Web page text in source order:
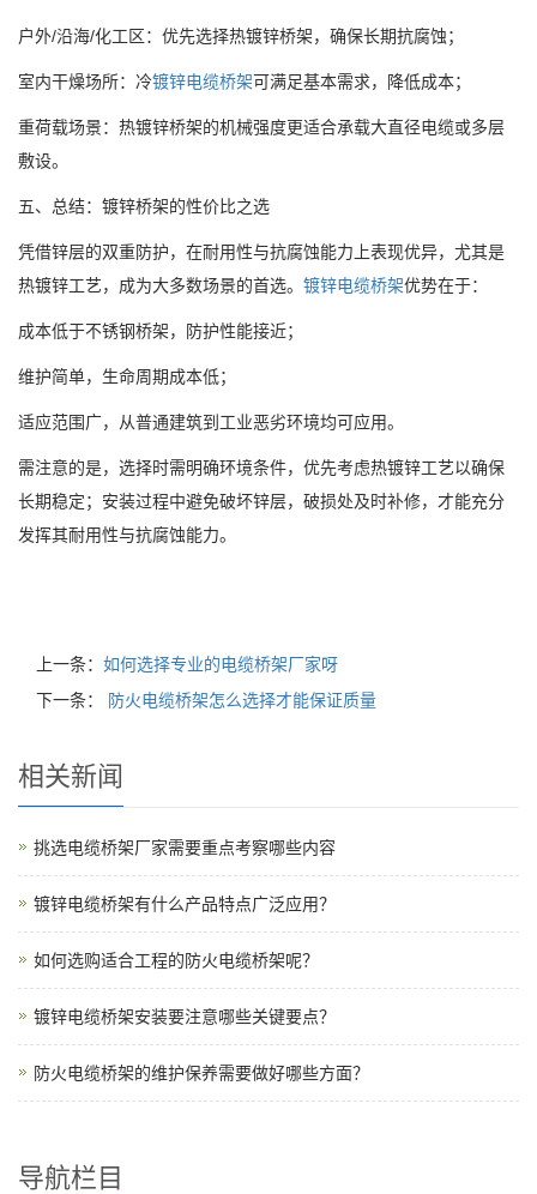
户外/沿海/化工区：优先选择热镀锌桥架，确保长期抗腐蚀；
室内干燥场所：冷镀锌电缆桥架可满足基本需求，降低成本；
重荷载场景：热镀锌桥架的机械强度更适合承载大直径电缆或多层
敷设。
五、总结：镀锌桥架的性价比之选
凭借锌层的双重防护，在耐用性与抗腐蚀能力上表现优异，尤其是
热镀锌工艺，成为大多数场景的首选。 镀锌电缆桥架优势在于：
成本低于不锈钢桥架，防护性能接近；
维护简单，生命周期成本低；
适应范围广，从普通建筑到工业恶劣环境均可应用。
需注意的是，选择时需明确环境条件，优先考虑热镀锌工艺以确保
长期稳定；安装过程中避免破坏锌层，破损处及时补修，才能充分
发挥其耐用性与抗腐蚀能力。
上一条： 如何选择专业的电缆桥架厂家呀
下一条：
防火电缆桥架怎么选择才能保证质量
相关新闻
挑选电缆桥架厂家需要重点考察哪些内容
镀锌电缆桥架有什么产品特点广泛应用？
如何选购适合工程的防火电缆桥架呢？
镀锌电缆桥架安装要注意哪些关键要点？
防火电缆桥架的维护保养需要做好哪些方面？
导航栏目